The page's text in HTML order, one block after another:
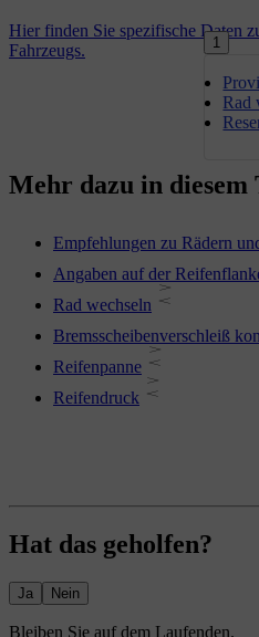
1
Rad
Hier finden Sie spezifische Daten
Fahrzeugs.
Mehr dazu in diesem
Empfehlungen zu Rädern
Angaben auf der
Rad wechseln
Bremsscheibenverschleiß
Reifenpanne
Reifendruck
Hat das geholfen?
Ja Nein